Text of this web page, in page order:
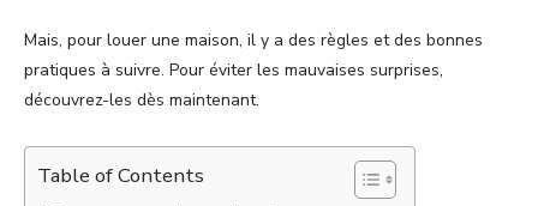
Mais, pour louer une maison, il y a des règles et des bonnes
pratiques à suivre. Pour éviter les mauvaises surprises,
découvrez-les dès maintenant.
Table of Contents